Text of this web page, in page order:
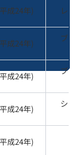
平成24年) レッド
平成24年)
ブラ
平成24年)
ブラ
平成24年)
シル
平成24年)